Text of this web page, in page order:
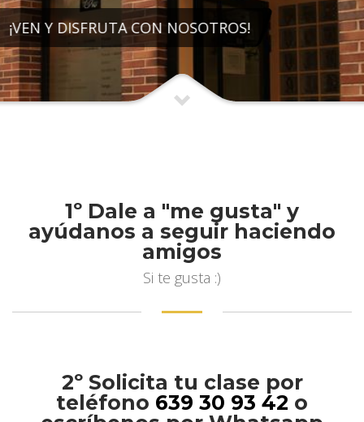
¡VEN Y DISFRUTA CON NOSOTROS!
1º Dale a "me gusta" y
ayúdanos a seguir haciendo
amigos
Si te gusta :)
2º Solicita tu clase por
teléfono 639 30 93 42 o